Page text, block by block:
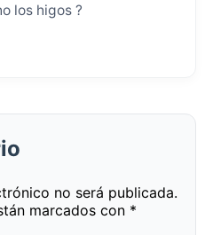
los higos ?
no será publicada.
marcados con *